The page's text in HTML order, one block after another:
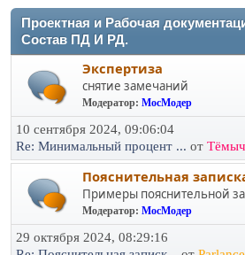
Проектная и Рабочая
Состав ПД И РД.
Экспертиза
снятие замечаний
Модератор: МосМодер
10 сентября 2024, 09:06:04
Re: Минимальный процент ... от Тёмыч
Пояснительная
Примеры пояснительной
Модератор: МосМодер
29 октября 2024, 08:29:16